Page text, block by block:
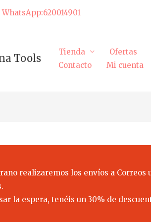
WhatsApp:620014901
Tools
Tienda Ofertas
Contacto
Mi cuenta
realizaremos los envíos a
la espera, tenéis un 30% de